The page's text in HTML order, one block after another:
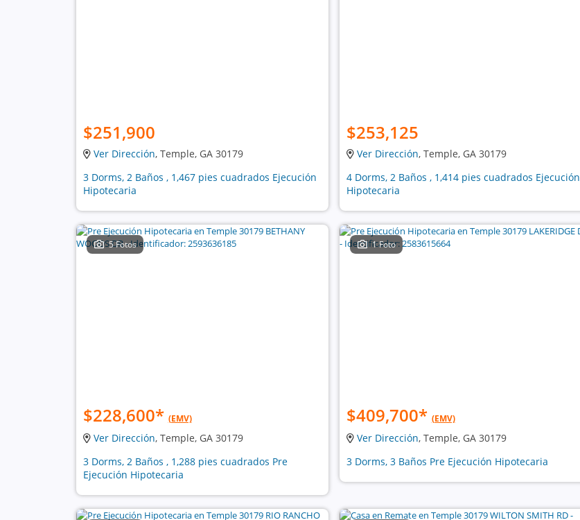
$251,900
Ver Dirección, Temple, GA 30179
3 Dorms, 2 Baños , 1,467 pies cuadrados Ejecución
Hipotecaria
$253,125
Ver Dirección, Temple, GA 30179
4 Dorms, 2 Baños , 1,414 pies cuadrados Ejecución
Hipotecaria
5 Fotos
$228,600* (EMV)
Ver Dirección, Temple, GA 30179
3 Dorms, 2 Baños , 1,288 pies cuadrados Pre
Ejecución Hipotecaria
1 Foto
$409,700* (EMV)
Ver Dirección, Temple, GA 30179
3 Dorms, 3 Baños Pre Ejecución Hipotecaria